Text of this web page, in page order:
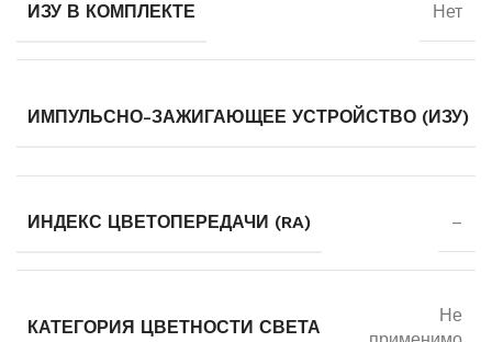
ИЗУ В КОМПЛЕКТЕ Нет
ИМПУЛЬСНО-ЗАЖИГАЮЩЕЕ УСТРОЙСТВО (ИЗУ)
ИНДЕКС ЦВЕТОПЕРЕДАЧИ (RA) –
КАТЕГОРИЯ ЦВЕТНОСТИ СВЕТА
Не